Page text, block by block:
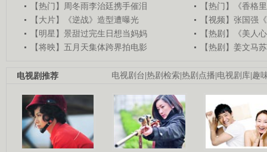
【热门】周冬雨李治廷携手催泪
【热门】《香格
【大片】《逆战》造型遭曝光
【视频】张国强
【明星】景甜过完生日想当妈妈
【热剧】《美人
【将映】五月天集体跨界拍电影
【热剧】姜文马
电视剧台|热剧检索|热剧点播|电视剧库|趣
电视剧推荐